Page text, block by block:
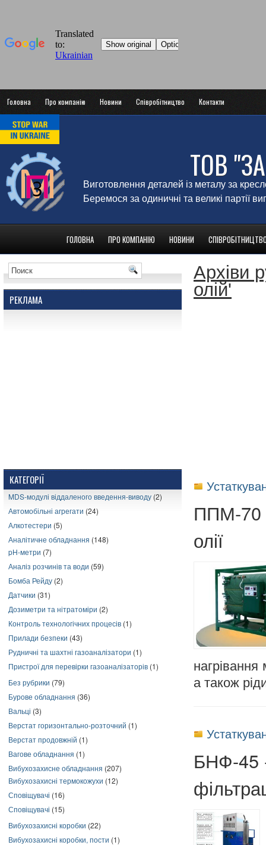
Головна Про компанію Новини Співробітництво Контакти
ТОВ
Виготовлення деталей із металу за
Беремося за одиничні та великі партії
ГОЛОВНА ПРО КОМПАНІЮ НОВИНИ
РЕКЛАМА
КАТЕГОРІЇ
MDS-модулі віддаленого введення-виводу (2)
Автомобільні агрегати (24)
Алкотестери (5)
Аналітичне обладнання (148)
pH-метри (7)
Аналіз розчинів та води (59)
Бомба Рейду (2)
Датчики (31)
Дозиметри та нітратоміри (2)
Контроль технологічних процесів (1)
Прилади безпеки (43)
Рудничні та шахтні газоаналізатори (1)
Пристрої для перевірки газоаналізаторів (1)
Без рубрики (79)
Бурове обладнання (36)
Вальці (3)
Верстат горизонтально-розточний (1)
Верстат продовжній (1)
Вагове обладнання (1)
Вибухозахисне обладнання (207)
Вибухозахисні термокожухи (12)
Сповіщувачі (16)
Сповіщувачі (15)
Вибухозахисні коробки (22)
Вибухозахисні коробки, пости (1)
Архіви
олій'
ППМ-70 -
олії
нагрівання
а також
БНФ-45